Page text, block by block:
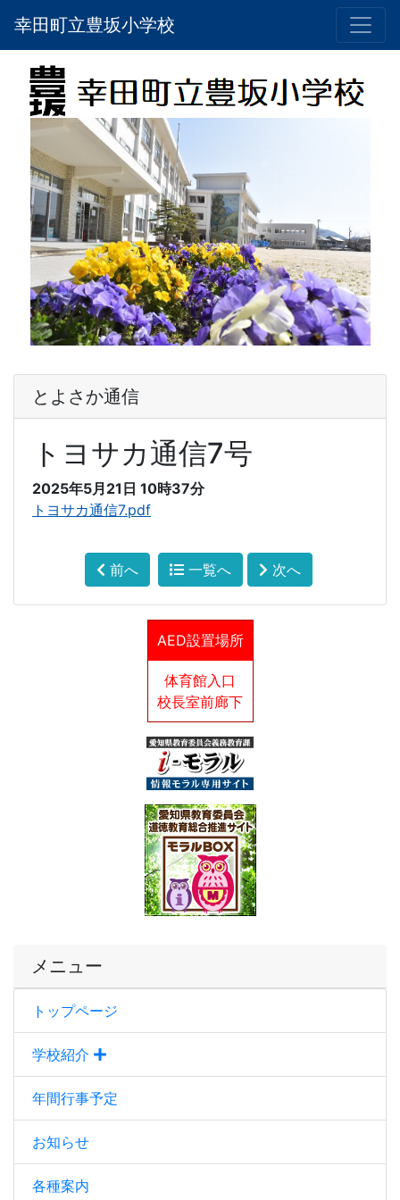
幸田町立豊坂小学校
AED設置場所
体育館入口
校長室前廊下
メニュー
トップページ
学校紹介
年間行事予定
お知らせ
各種案内
とよさか通信
トヨサカ通信7号
2025年5月21日 10時37分
トヨサカ通信7.pdf
前へ 一覧へ 次へ